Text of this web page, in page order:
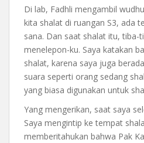
Di lab, Fadhli mengambil
kita shalat di ruangan S3, ada
sana. Dan saat shalat itu, tiba-
menelepon-ku. Saya katakan
shalat, karena saya juga
suara seperti orang sedang
yang biasa digunakan untuk
Yang mengerikan, saat saya
Saya mengintip ke tempat
memberitahukan bahwa Pak